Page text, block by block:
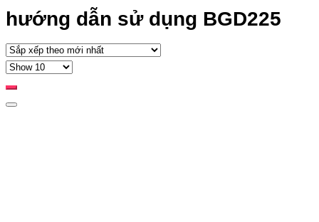
hướng dẫn sử dụng BGD225